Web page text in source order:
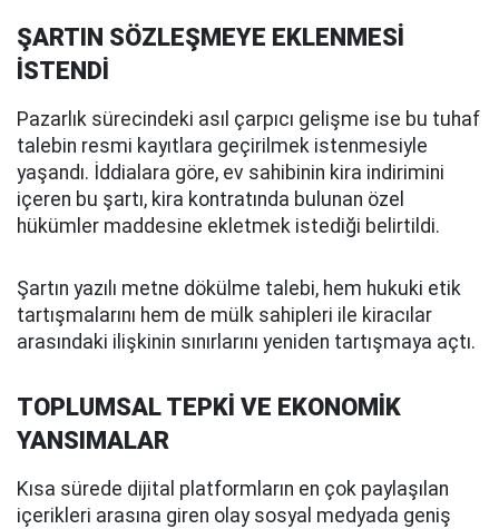
ŞARTIN SÖZLEŞMEYE EKLENMESİ
İSTENDİ
Pazarlık sürecindeki asıl çarpıcı gelişme ise bu tuhaf
talebin resmi kayıtlara geçirilmek istenmesiyle
yaşandı. İddialara göre, ev sahibinin kira indirimini
içeren bu şartı, kira kontratında bulunan özel
hükümler maddesine ekletmek istediği belirtildi.
Şartın yazılı metne dökülme talebi, hem hukuki etik
tartışmalarını hem de mülk sahipleri ile kiracılar
arasındaki ilişkinin sınırlarını yeniden tartışmaya açtı.
TOPLUMSAL TEPKİ VE EKONOMİK
YANSIMALAR
Kısa sürede dijital platformların en çok paylaşılan
içerikleri arasına giren olay sosyal medyada geniş